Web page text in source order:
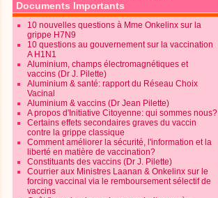
Documents Importants
10 nouvelles questions à Mme Onkelinx sur la
grippe H7N9
10 questions au gouvernement sur la vaccination
A H1N1
Aluminium, champs électromagnétiques et
vaccins (Dr J. Pilette)
Aluminium & santé: rapport du Réseau Choix
Vacinal
Aluminium & vaccins (Dr Jean Pilette)
A propos d'Initiative Citoyenne: qui sommes nous?
Certains effets secondaires graves du vaccin
contre la grippe classique
Comment améliorer la sécurité, l'information et la
liberté en matière de vaccination?
Constituants des vaccins (Dr J. Pilette)
Courrier aux Ministres Laanan & Onkelinx sur le
forcing vaccinal via le remboursement sélectif de
vaccins